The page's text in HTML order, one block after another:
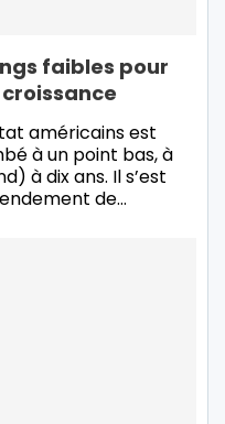
faibles pour
américains est
à un point bas, à
à dix ans. Il s’est
de…